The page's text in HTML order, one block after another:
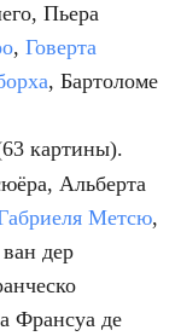
Пьера
, Говерта
, Бартоломе
картины).
Альберта
Метсю,
дер
Франсуа де